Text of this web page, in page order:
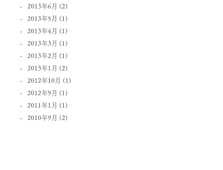
2013年6月 (2)
2013年5月 (1)
2013年4月 (1)
2013年3月 (1)
2013年2月 (1)
2013年1月 (2)
2012年10月 (1)
2012年9月 (1)
2011年1月 (1)
2010年9月 (2)